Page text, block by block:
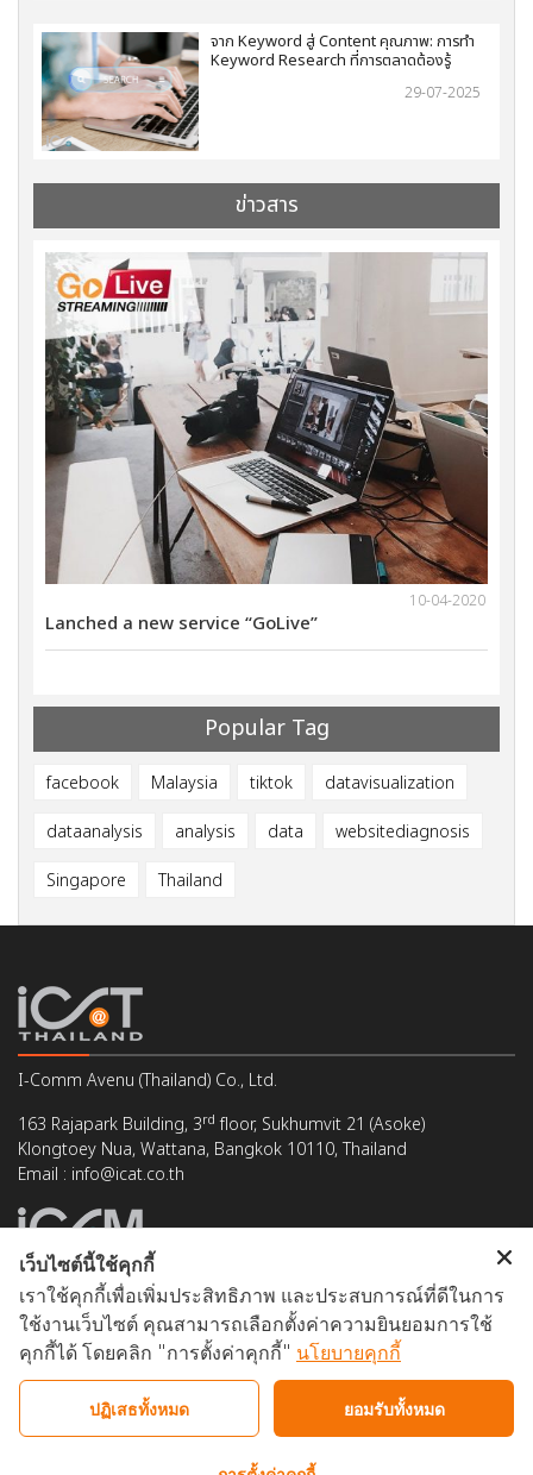
จาก Keyword สู่ Content คุณภาพ: การทำ
Keyword Research ที่การตลาดต้องรู้
29-07-2025
ข่าวสาร
10-04-2020
Lanched a new service “GoLive”
Popular Tag
facebook Malaysia tiktok
datavisualization
dataanalysis
analysis data
websitediagnosis
Singapore
Thailand
I-Comm Avenu (Thailand) Co., Ltd.
163 Rajapark Building, 3rd floor, Sukhumvit 21 (Asoke)
Klongtoey Nua, Wattana, Bangkok 10110, Thailand
Email : info@icat.co.th
I-Comm Avenu (Malaysia) Sdn. Bhd. (528480-T)
5-1, Jalan Kuchai Maju 6, Kuchai Entrepreneurs' Park,
Off Jalan Kuchai Lama, 58200 Kuala Lumpur, Malaysia
Email : support@icomm.biz
เว็บไซต์นี้ใช้คุกกี้
เราใช้คุกกี้เพื่อเพิ่มประสิทธิภาพ และประสบการณ์ที่ดีในการ
ใช้งานเว็บไซต์ คุณสามารถเลือกตั้งค่าความยินยอมการใช้
คุกกี้ได้ โดยคลิก "การตั้งค่าคุกกี้" นโยบายคุกกี้
ปฏิเสธทั้งหมด ยอมรับทั้งหมด